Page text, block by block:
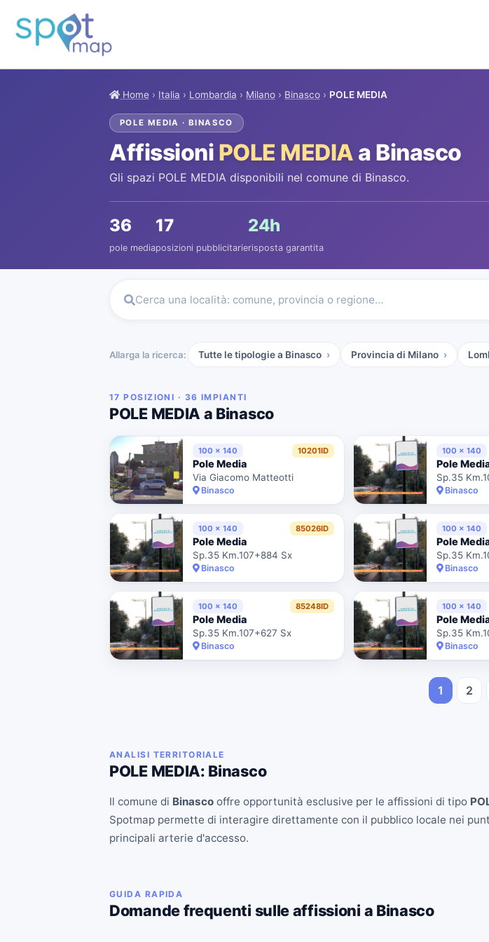
Home › Italia › Lombardia › Milano › Binasco › POLE MEDIA
POLE MEDIA · BINASCO
Affissioni POLE MEDIA a Binasco
Gli spazi POLE MEDIA disponibili nel comune di Binasco.
36
pole media
17
posizioni pubblicitarie
24h
risposta garantita
Cerca una località: comune, provincia o regione…
Allarga la ricerca: Tutte le tipologie a Binasco Provincia di Milano
17 POSIZIONI · 36 IMPIANTI
POLE MEDIA a Binasco
100 x 140 10201ID
Pole Media
Via Giacomo Matteotti
Binasco
100 x 140
Pole
Sp.35
Binasco
100 x 140 85026ID
Pole Media
Sp.35 Km.107+884 Sx
Binasco
100 x 140
Pole
Sp.35
Binasco
100 x 140 85248ID
Pole Media
Sp.35 Km.107+627 Sx
Binasco
100 x 140
Pole
Sp.35
Binasco
1 2
ANALISI TERRITORIALE
POLE MEDIA: Binasco
Il comune di Binasco offre opportunità esclusive per le affissioni di tipo
Spotmap permette di interagire direttamente con il pubblico locale nei
principali arterie d'accesso.
GUIDA RAPIDA
Domande frequenti sulle affissioni a Binasco